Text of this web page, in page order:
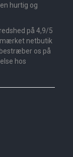
hurtig og
på 4,9/5
netbutik
os på
hos